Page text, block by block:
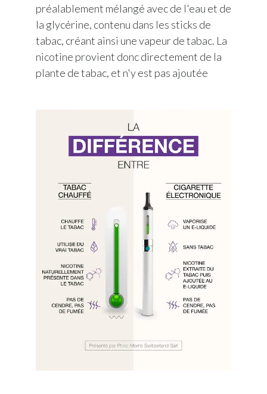
préalablement mélangé avec de l'eau et de
la glycérine, contenu dans les sticks de
tabac, créant ainsi une vapeur de tabac. La
nicotine provient donc directement de la
plante de tabac, et n'y est pas ajoutée